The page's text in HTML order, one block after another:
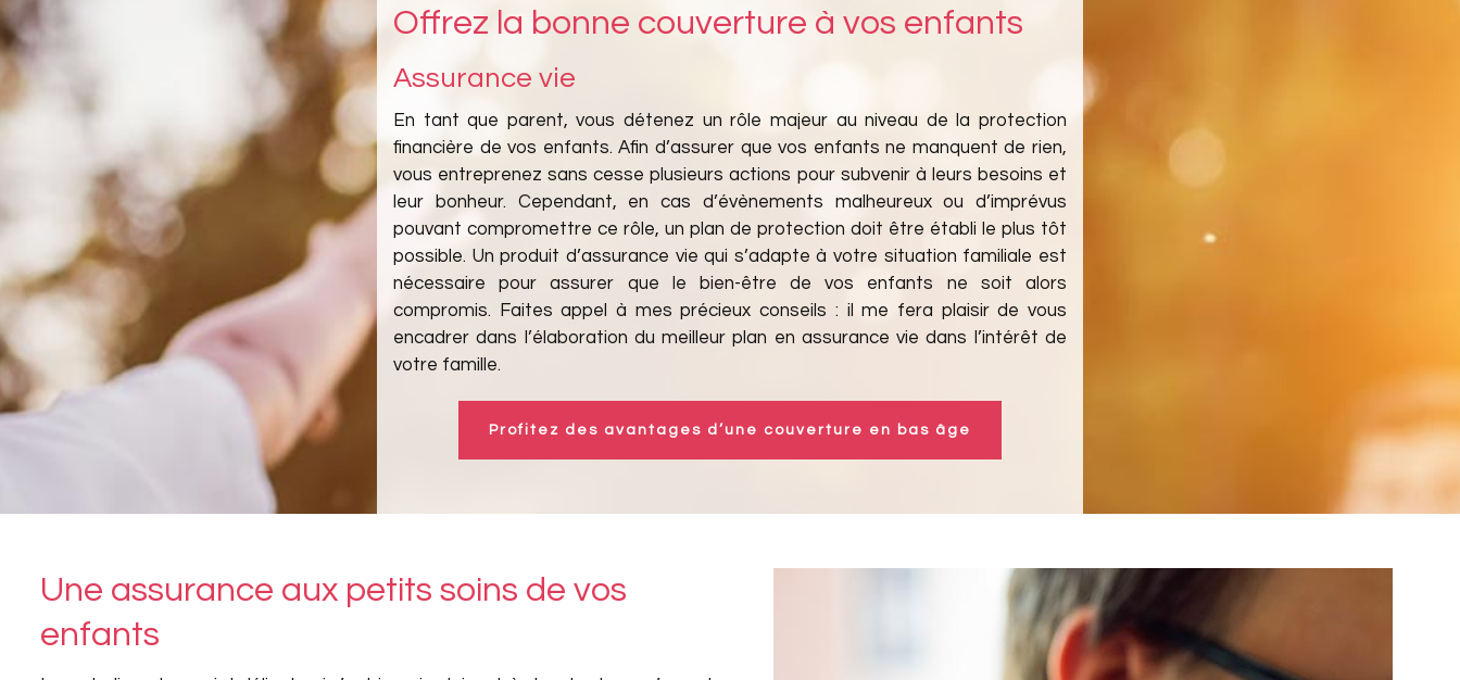
Offrez la bonne couverture à vos enfants
Assurance vie
En tant que parent, vous détenez un rôle majeur au niveau de la protection
financière de vos enfants. Afin d’assurer que vos enfants ne manquent de rien,
vous entreprenez sans cesse plusieurs actions pour subvenir à leurs besoins et
leur bonheur. Cependant, en cas d’évènements malheureux ou d’imprévus
pouvant compromettre ce rôle, un plan de protection doit être établi le plus tôt
possible. Un produit d’assurance vie qui s’adapte à votre situation familiale est
nécessaire pour assurer que le bien-être de vos enfants ne soit alors
compromis. Faites appel à mes précieux conseils : il me fera plaisir de vous
encadrer dans l’élaboration du meilleur plan en assurance vie dans l’intérêt de
votre famille.
Profitez des avantages d’une couverture en bas âge
Une assurance aux petits soins de vos
enfants